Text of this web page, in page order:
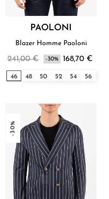
PAOLONI
Blazer Homme Paoloni
241,00 € -30% 168,70 €
46 48 50 52 54 56
-30%